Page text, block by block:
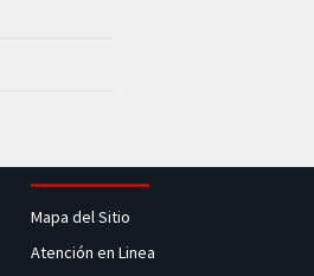
Mapa del Sitio
Atención en Linea